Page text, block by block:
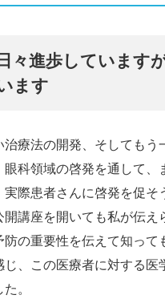
々進歩しています
ます
治療法の開発、そしても
眼科領域の啓発を通して
実際患者さんに啓発を促
開講座を開いても私が伝
防の重要性を伝えて知っ
じ、この医療者に対する
。